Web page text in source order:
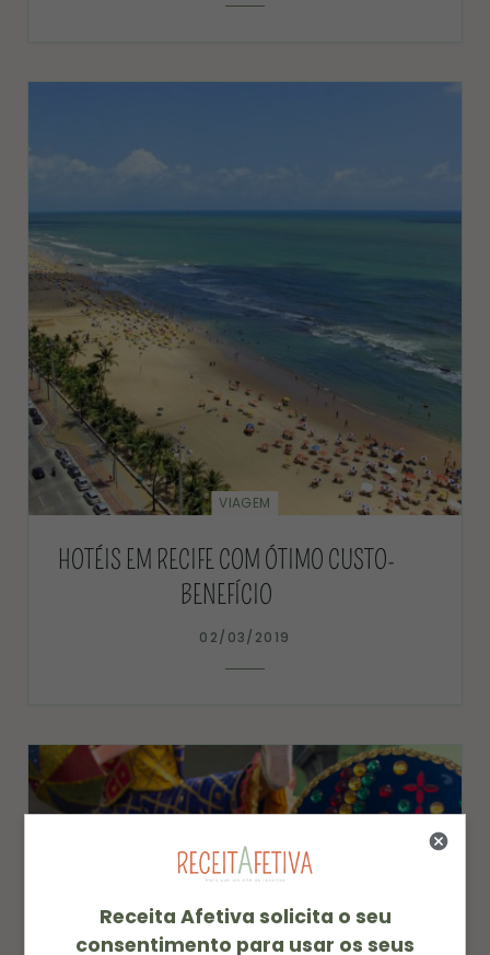
VIAGEM
HOTÉIS EM RECIFE COM ÓTIMO CUSTO-
BENEFÍCIO
02/03/2019
Receita Afetiva solicita o seu
consentimento para usar os seus